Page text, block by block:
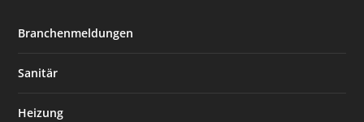
Branchenmeldungen
Sanitär
Heizung